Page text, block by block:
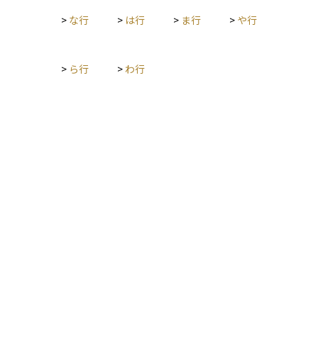
> な行 > は行 > ま行 > や行
> ら行 > わ行